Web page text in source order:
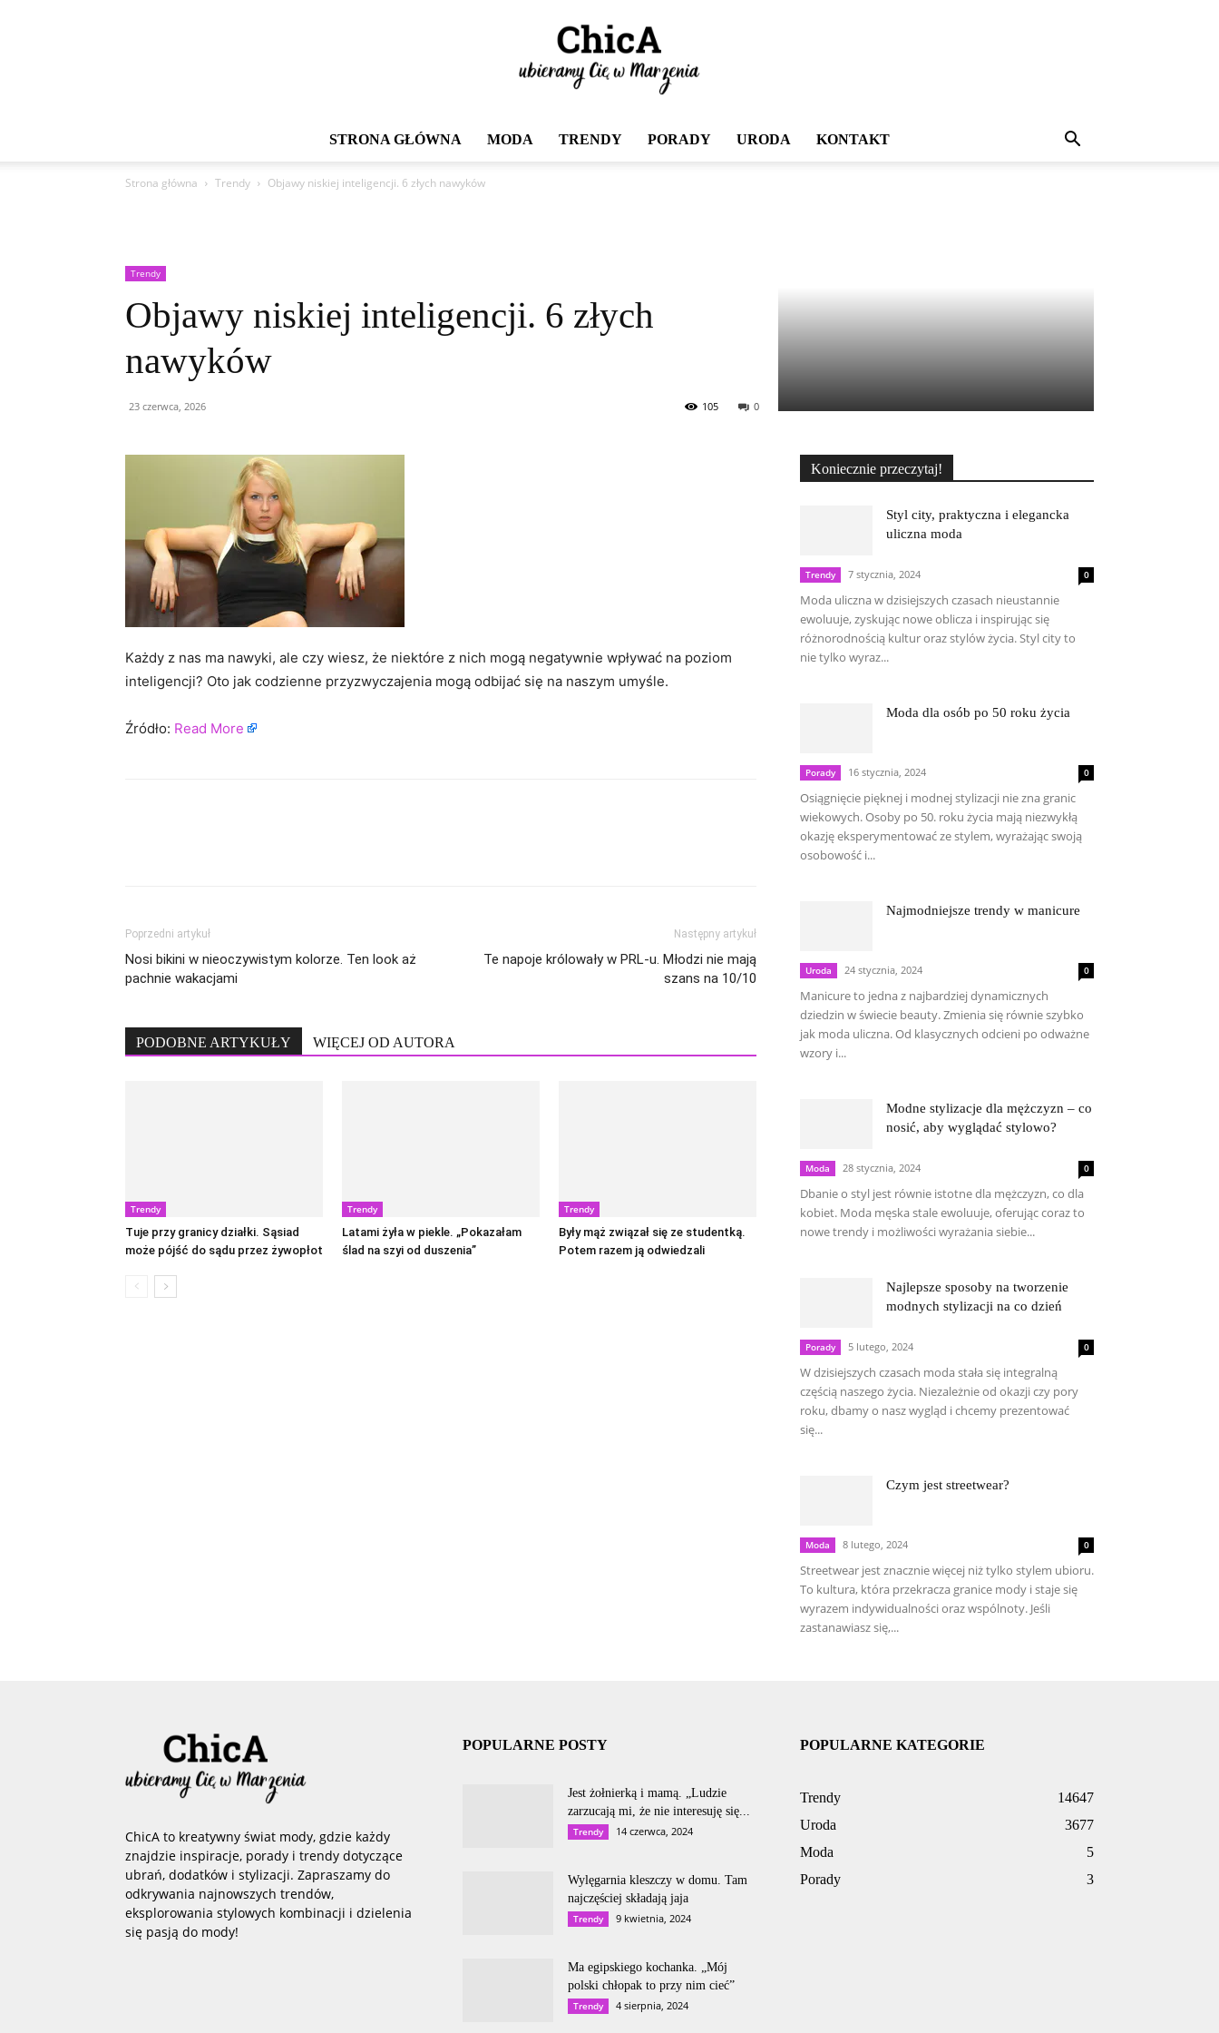
STRONA GŁÓWNA MODA TRENDY PORADY URODA KONTAKT
Strona główna Trendy Objawy niskiej inteligencji. 6 złych nawyków
Trendy
Objawy niskiej inteligencji. 6 złych
nawyków
23 czerwca, 2026 0
105
Każdy z nas ma nawyki, ale czy wiesz, że niektóre z nich mogą negatywnie wpływać na poziom
inteligencji? Oto jak codzienne przyzwyczajenia mogą odbijać się na naszym umyśle.
Źródło: Read More
Poprzedni artykuł
Nosi bikini w nieoczywistym kolorze. Ten look aż
pachnie wakacjami
Następny artykuł
Te napoje królowały w PRL-u. Młodzi nie mają
szans na 10/10
PODOBNE ARTYKUŁY WIĘCEJ OD AUTORA
Trendy
Tuje przy granicy działki. Sąsiad
może pójść do sądu przez żywopłot
Trendy
Latami żyła w piekle. „Pokazałam
ślad na szyi od duszenia”
Trendy
Były mąż związał się ze studentką.
Potem razem ją odwiedzali
Koniecznie przeczytaj!
Styl city, praktyczna i elegancka
uliczna moda
Trendy 7 stycznia, 2024 0
Moda uliczna w dzisiejszych czasach nieustannie
ewoluuje, zyskując nowe oblicza i inspirując się
różnorodnością kultur oraz stylów życia. Styl city to
nie tylko wyraz...
Moda dla osób po 50 roku życia
Porady 16 stycznia, 2024 0
Osiągnięcie pięknej i modnej stylizacji nie zna granic
wiekowych. Osoby po 50. roku życia mają niezwykłą
okazję eksperymentować ze stylem, wyrażając swoją
osobowość i...
Najmodniejsze trendy w manicure
Uroda 24 stycznia, 2024 0
Manicure to jedna z najbardziej dynamicznych
dziedzin w świecie beauty. Zmienia się równie szybko
jak moda uliczna. Od klasycznych odcieni po odważne
wzory i...
Modne stylizacje dla mężczyzn – co
nosić, aby wyglądać stylowo?
Moda 28 stycznia, 2024 0
Dbanie o styl jest równie istotne dla mężczyzn, co dla
kobiet. Moda męska stale ewoluuje, oferując coraz to
nowe trendy i możliwości wyrażania siebie...
Najlepsze sposoby na tworzenie
modnych stylizacji na co dzień
Porady 5 lutego, 2024 0
W dzisiejszych czasach moda stała się integralną
częścią naszego życia. Niezależnie od okazji czy pory
roku, dbamy o nasz wygląd i chcemy prezentować
się...
Czym jest streetwear?
Moda 8 lutego, 2024 0
Streetwear jest znacznie więcej niż tylko stylem ubioru.
To kultura, która przekracza granice mody i staje się
wyrazem indywidualności oraz wspólnoty. Jeśli
zastanawiasz się,...
ChicA to kreatywny świat mody, gdzie każdy
znajdzie inspiracje, porady i trendy dotyczące
ubrań, dodatków i stylizacji. Zapraszamy do
odkrywania najnowszych trendów,
eksplorowania stylowych kombinacji i dzielenia
się pasją do mody!
POPULARNE POSTY
Jest żołnierką i mamą. „Ludzie
zarzucają mi, że nie interesuję się...
Trendy 14 czerwca, 2024
Wylęgarnia kleszczy w domu. Tam
najczęściej składają jaja
Trendy 9 kwietnia, 2024
Ma egipskiego kochanka. „Mój
polski chłopak to przy nim cieć”
Trendy 4 sierpnia, 2024
POPULARNE KATEGORIE
Trendy
14647
Uroda
3677
Moda
5
Porady
3